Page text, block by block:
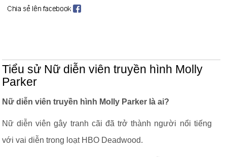
Tiểu sử Nữ diễn viên truyền hình Molly
Parker
Nữ diễn viên truyền hình Molly Parker là ai?
Nữ diễn viên gây tranh cãi đã trở thành người nổi tiếng
với vai diễn trong loạt HBO Deadwood.